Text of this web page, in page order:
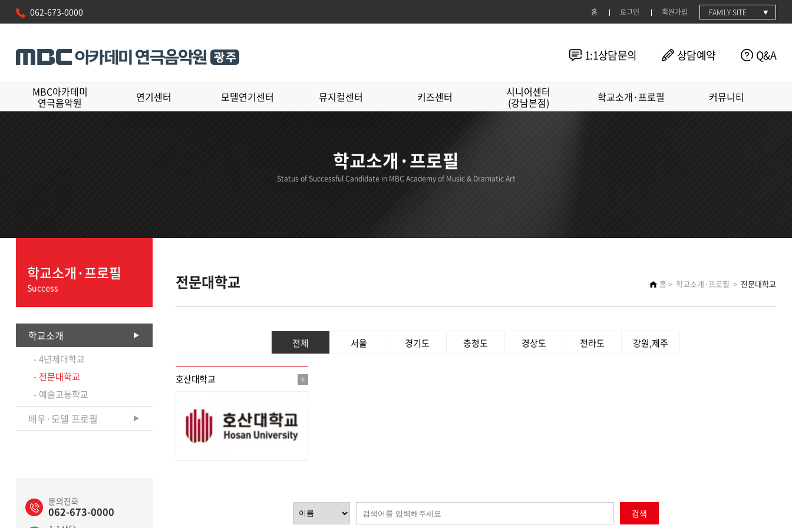
062-673-0000 홈 로그인 회원가입 FAMILY SITE
1:1상담문의 상담예약 Q&A
MBC아카데미
연극음악원 연기센터 모델연기센터 뮤지컬센터 키즈센터 시니어센터
(강남본점) 학교소개·프로필 커뮤니티
학교소개·프로필
Status of Successful Candidate in MBC Academy of Music & Dramatic Art
학교소개·프로필
Success
학교소개
4년제대학교
전문대학교
예술고등학교
배우·모델 프로필
문의전화
062-673-0000
전문대학교 홈 학교소개·프로필 전문대학교
전체 서울 경기도 충청도 경상도 전라도 강원,제주
호산대학교 +
검색